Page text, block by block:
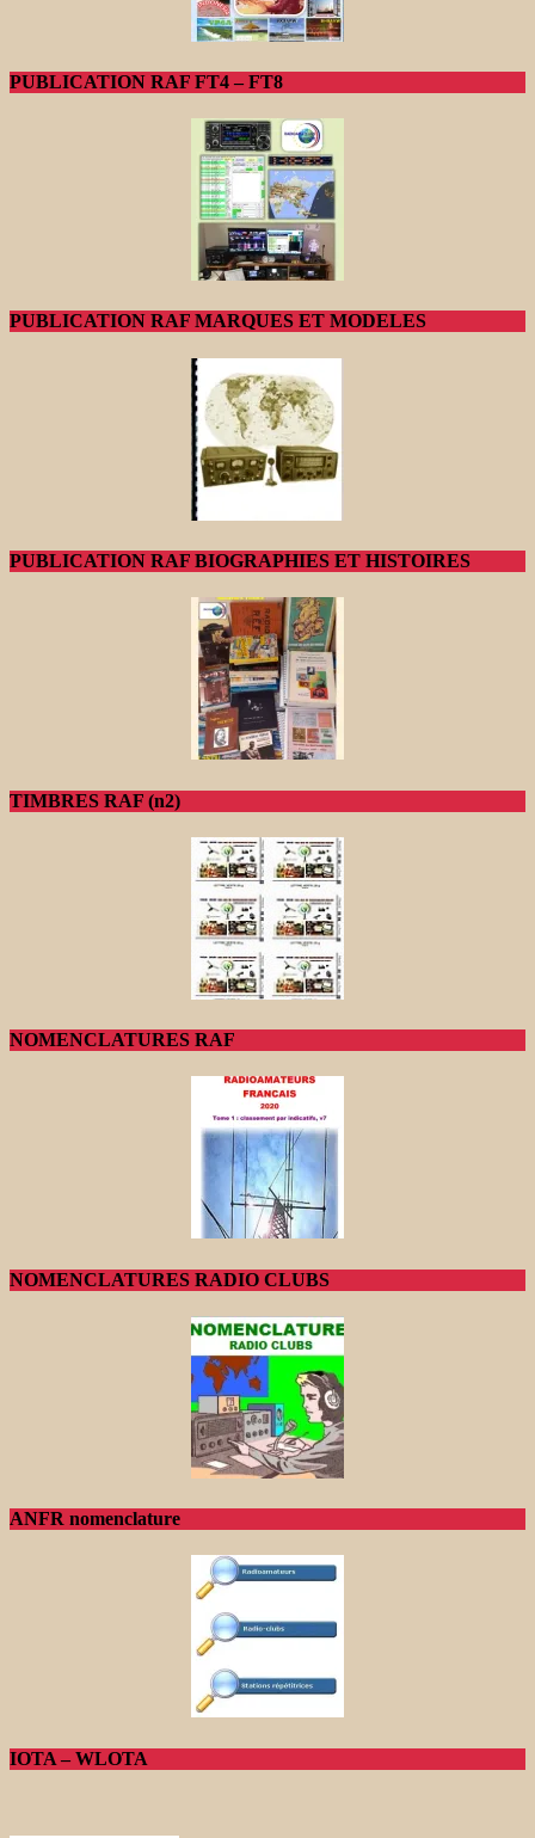
PUBLICATION RAF FT4 – FT8
PUBLICATION RAF MARQUES ET MODELES
PUBLICATION RAF BIOGRAPHIES ET HISTOIRES
TIMBRES RAF (n2)
NOMENCLATURES RAF
NOMENCLATURES RADIO CLUBS
ANFR nomenclature
IOTA – WLOTA